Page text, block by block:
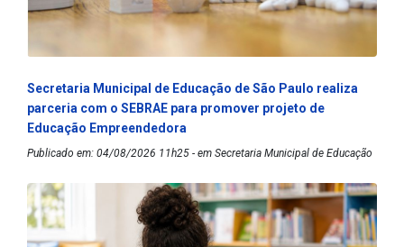
Secretaria Municipal de Educação de São Paulo realiza
parceria com o SEBRAE para promover projeto de
Educação Empreendedora
Publicado em: 04/08/2026 11h25 - em Secretaria Municipal de Educação